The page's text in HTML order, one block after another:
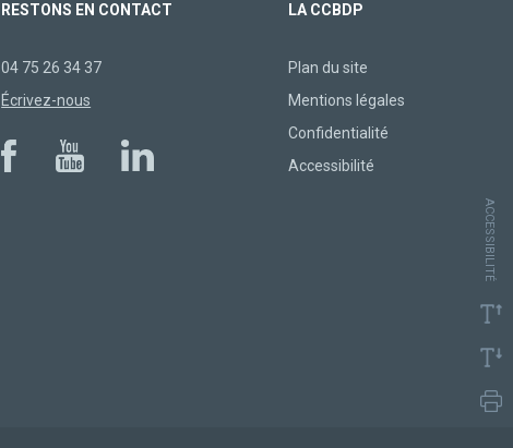
RESTONS EN CONTACT
04 75 26 34 37
Écrivez-nous
LA CCBDP
Plan du site
Mentions légales
Confidentialité
Accessibilité
ACCESSIBILITÉ